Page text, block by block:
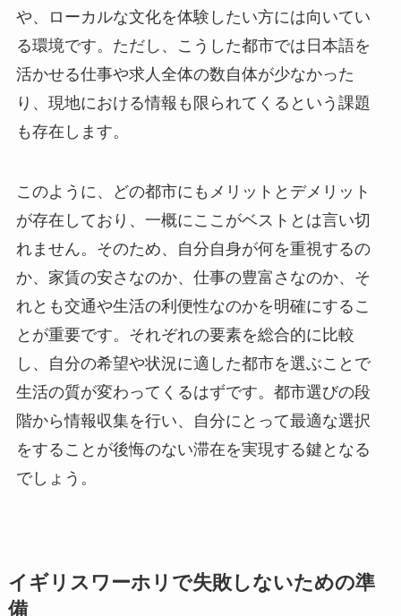
や、ローカルな文化を体験したい方には向いてい
る環境です。ただし、こうした都市では日本語を
活かせる仕事や求人全体の数自体が少なかった
り、現地における情報も限られてくるという課題
も存在します。
このように、どの都市にもメリットとデメリット
が存在しており、一概にここがベストとは言い切
れません。そのため、自分自身が何を重視するの
か、家賃の安さなのか、仕事の豊富さなのか、そ
れとも交通や生活の利便性なのかを明確にするこ
とが重要です。それぞれの要素を総合的に比較
し、自分の希望や状況に適した都市を選ぶことで
生活の質が変わってくるはずです。都市選びの段
階から情報収集を行い、自分にとって最適な選択
をすることが後悔のない滞在を実現する鍵となる
でしょう。
イギリスワーホリで失敗しないための準
備